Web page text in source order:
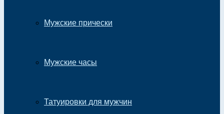
Мужские прически
Мужские часы
Татуировки для мужчин